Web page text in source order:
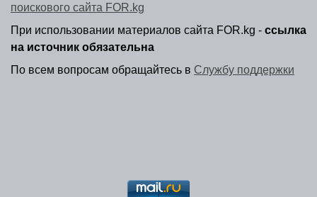
поискового сайта FOR.kg
При использовании материалов сайта FOR.kg - ссылка
на источник обязательна
По всем вопросам обращайтесь в Службу поддержки